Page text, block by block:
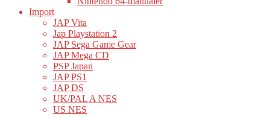
Import
JAP Vita
Jap Playstation 2
JAP Sega Game Gear
JAP Mega CD
PSP Japan
JAP PS1
JAP DS
UK/PAL A NES
US NES